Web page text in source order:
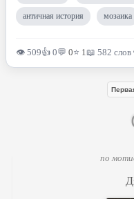
античная история мозаика
👁 509👍 0💬 0⭐ 1📖 582 слов
по